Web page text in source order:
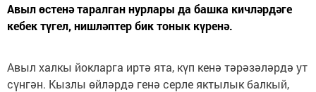
Авыл өстенә таралган нурлары да башка кичләрдәге
кебек түгел, нишләптер бик тонык күренә.
Авыл халкы йокларга иртә ята, күп кенә тәрәзәләрдә ут
сүнгән. Кызлы өйләрдә генә серле яктылык балкый,